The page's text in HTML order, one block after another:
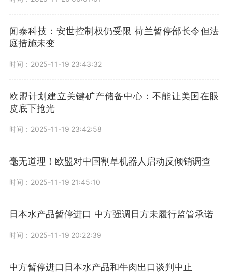
闻泰科技：安世控制权仍受限 荷兰暂停部长令但法
庭措施未变
时间：2025-11-19 23:43:32
欧盟计划建立关键矿产储备中心：不能让美国在眼
皮底下抢光
时间：2025-11-19 23:42:58
毫无道理！欧盟对中国割草机器人启动反倾销调查
时间：2025-11-19 21:45:10
日本水产品暂停进口 中方强调日方未履行监管承诺
时间：2025-11-19 20:22:39
中方暂停进口日本水产品和牛肉出口谈判中止